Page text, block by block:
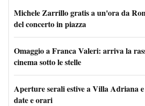
Michele Zarrillo gratis a un'ora da
del concerto in piazza
Omaggio a Franca Valeri: arriva la
cinema sotto le stelle
Aperture serali estive a Villa Adriana
date e orari